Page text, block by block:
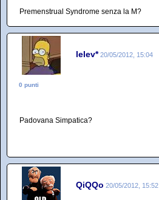
Premenstrual Syndrome senza la M?
lelev* 20/05/2012, 15:04
0 punti
Padovana Simpatica?
QiQQo 20/05/2012, 15:52